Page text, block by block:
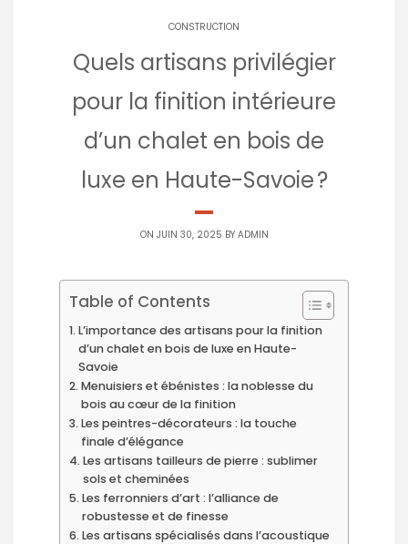
CONSTRUCTION
Quels artisans privilégier
pour la finition intérieure
d’un chalet en bois de
luxe en Haute-Savoie ?
ON JUIN 30, 2025 BY ADMIN
Table of Contents
L’importance des artisans pour la finition
d’un chalet en bois de luxe en Haute-
Savoie
Menuisiers et ébénistes : la noblesse du
bois au cœur de la finition
Les peintres-décorateurs : la touche
finale d’élégance
Les artisans tailleurs de pierre : sublimer
sols et cheminées
Les ferronniers d’art : l’alliance de
robustesse et de finesse
Les artisans spécialisés dans l’acoustique